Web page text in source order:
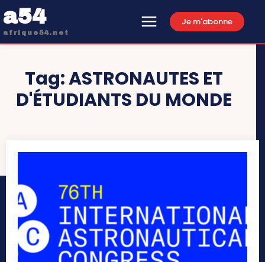
a54
afrique54.net
Je m'abonne
Tag:ASTRONAUTES ET
D'ÉTUDIANTS DU MONDE